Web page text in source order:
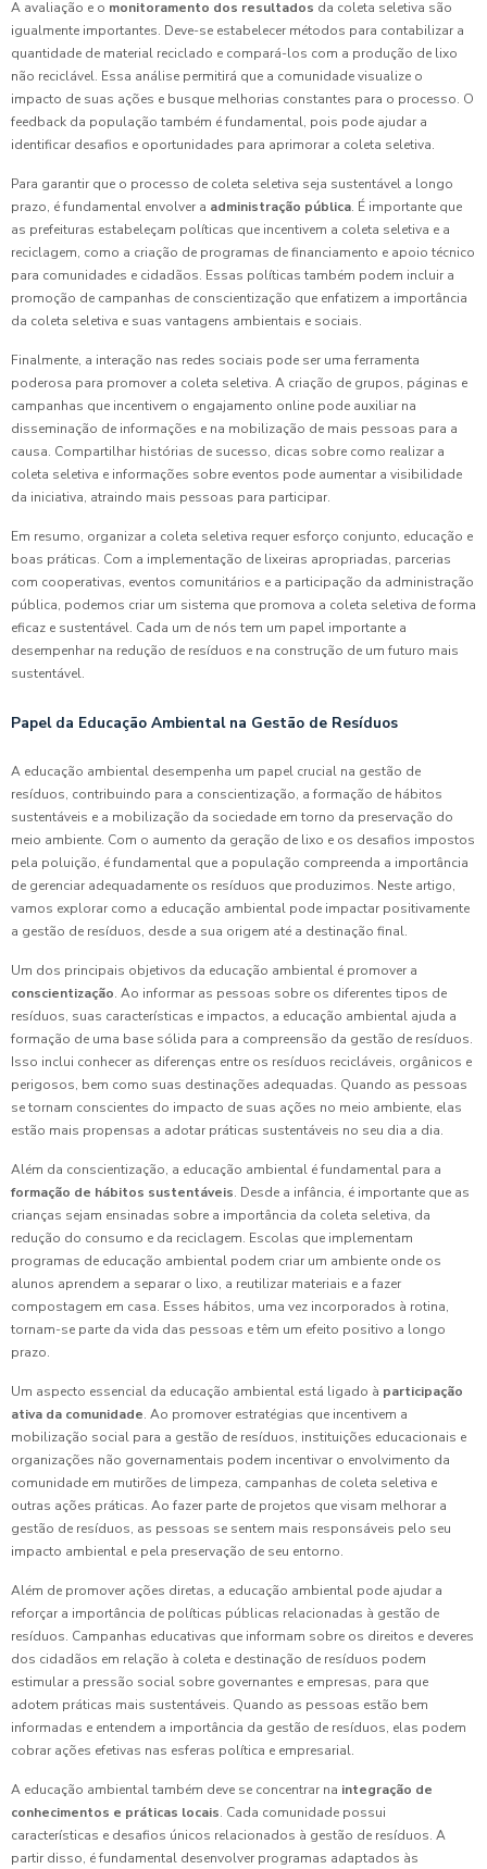
A avaliação e o monitoramento dos resultados da coleta seletiva são
igualmente importantes. Deve-se estabelecer métodos para contabilizar a
quantidade de material reciclado e compará-los com a produção de lixo
não reciclável. Essa análise permitirá que a comunidade visualize o
impacto de suas ações e busque melhorias constantes para o processo. O
feedback da população também é fundamental, pois pode ajudar a
identificar desafios e oportunidades para aprimorar a coleta seletiva.
Para garantir que o processo de coleta seletiva seja sustentável a longo
prazo, é fundamental envolver a administração pública. É importante que
as prefeituras estabeleçam políticas que incentivem a coleta seletiva e a
reciclagem, como a criação de programas de financiamento e apoio técnico
para comunidades e cidadãos. Essas políticas também podem incluir a
promoção de campanhas de conscientização que enfatizem a importância
da coleta seletiva e suas vantagens ambientais e sociais.
Finalmente, a interação nas redes sociais pode ser uma ferramenta
poderosa para promover a coleta seletiva. A criação de grupos, páginas e
campanhas que incentivem o engajamento online pode auxiliar na
disseminação de informações e na mobilização de mais pessoas para a
causa. Compartilhar histórias de sucesso, dicas sobre como realizar a
coleta seletiva e informações sobre eventos pode aumentar a visibilidade
da iniciativa, atraindo mais pessoas para participar.
Em resumo, organizar a coleta seletiva requer esforço conjunto, educação e
boas práticas. Com a implementação de lixeiras apropriadas, parcerias
com cooperativas, eventos comunitários e a participação da administração
pública, podemos criar um sistema que promova a coleta seletiva de forma
eficaz e sustentável. Cada um de nós tem um papel importante a
desempenhar na redução de resíduos e na construção de um futuro mais
sustentável.
Papel da Educação Ambiental na Gestão de Resíduos
A educação ambiental desempenha um papel crucial na gestão de
resíduos, contribuindo para a conscientização, a formação de hábitos
sustentáveis e a mobilização da sociedade em torno da preservação do
meio ambiente. Com o aumento da geração de lixo e os desafios impostos
pela poluição, é fundamental que a população compreenda a importância
de gerenciar adequadamente os resíduos que produzimos. Neste artigo,
vamos explorar como a educação ambiental pode impactar positivamente
a gestão de resíduos, desde a sua origem até a destinação final.
Um dos principais objetivos da educação ambiental é promover a
conscientização. Ao informar as pessoas sobre os diferentes tipos de
resíduos, suas características e impactos, a educação ambiental ajuda a
formação de uma base sólida para a compreensão da gestão de resíduos.
Isso inclui conhecer as diferenças entre os resíduos recicláveis, orgânicos e
perigosos, bem como suas destinações adequadas. Quando as pessoas
se tornam conscientes do impacto de suas ações no meio ambiente, elas
estão mais propensas a adotar práticas sustentáveis no seu dia a dia.
Além da conscientização, a educação ambiental é fundamental para a
formação de hábitos sustentáveis. Desde a infância, é importante que as
crianças sejam ensinadas sobre a importância da coleta seletiva, da
redução do consumo e da reciclagem. Escolas que implementam
programas de educação ambiental podem criar um ambiente onde os
alunos aprendem a separar o lixo, a reutilizar materiais e a fazer
compostagem em casa. Esses hábitos, uma vez incorporados à rotina,
tornam-se parte da vida das pessoas e têm um efeito positivo a longo
prazo.
Um aspecto essencial da educação ambiental está ligado à participação
ativa da comunidade. Ao promover estratégias que incentivem a
mobilização social para a gestão de resíduos, instituições educacionais e
organizações não governamentais podem incentivar o envolvimento da
comunidade em mutirões de limpeza, campanhas de coleta seletiva e
outras ações práticas. Ao fazer parte de projetos que visam melhorar a
gestão de resíduos, as pessoas se sentem mais responsáveis pelo seu
impacto ambiental e pela preservação de seu entorno.
Além de promover ações diretas, a educação ambiental pode ajudar a
reforçar a importância de políticas públicas relacionadas à gestão de
resíduos. Campanhas educativas que informam sobre os direitos e deveres
dos cidadãos em relação à coleta e destinação de resíduos podem
estimular a pressão social sobre governantes e empresas, para que
adotem práticas mais sustentáveis. Quando as pessoas estão bem
informadas e entendem a importância da gestão de resíduos, elas podem
cobrar ações efetivas nas esferas política e empresarial.
A educação ambiental também deve se concentrar na integração de
conhecimentos e práticas locais. Cada comunidade possui
características e desafios únicos relacionados à gestão de resíduos. A
partir disso, é fundamental desenvolver programas adaptados às